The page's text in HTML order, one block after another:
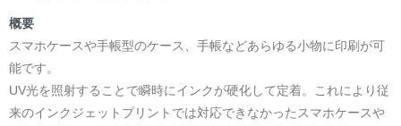
概要
スマホケースや手帳型のケース、手帳などあらゆる小物に印刷が可
能です。
UV光を照射することで瞬時にインクが硬化して定着。これにより従
来のインクジェットプリントでは対応できなかったスマホケースや